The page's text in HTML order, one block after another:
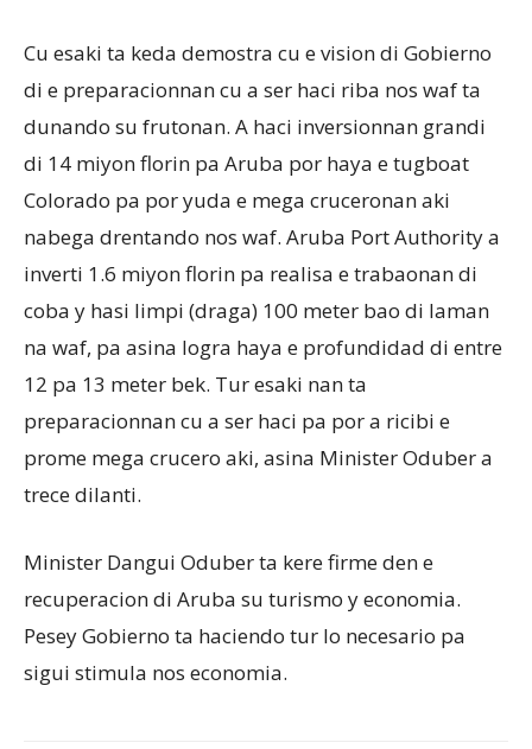
Cu esaki ta keda demostra cu e vision di Gobierno
di e preparacionnan cu a ser haci riba nos waf ta
dunando su frutonan. A haci inversionnan grandi
di 14 miyon florin pa Aruba por haya e tugboat
Colorado pa por yuda e mega cruceronan aki
nabega drentando nos waf. Aruba Port Authority a
inverti 1.6 miyon florin pa realisa e trabaonan di
coba y hasi limpi (draga) 100 meter bao di laman
na waf, pa asina logra haya e profundidad di entre
12 pa 13 meter bek. Tur esaki nan ta
preparacionnan cu a ser haci pa por a ricibi e
prome mega crucero aki, asina Minister Oduber a
trece dilanti.
Minister Dangui Oduber ta kere firme den e
recuperacion di Aruba su turismo y economia.
Pesey Gobierno ta haciendo tur lo necesario pa
sigui stimula nos economia.